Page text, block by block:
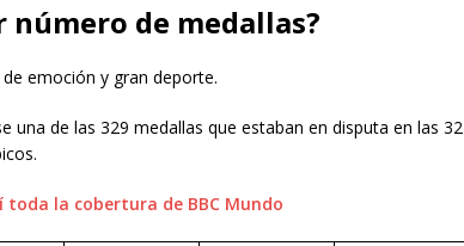
número de medallas?
emoción y gran deporte.
una de las 329 medallas que estaban en disputa en las 32
toda la cobertura de BBC Mundo